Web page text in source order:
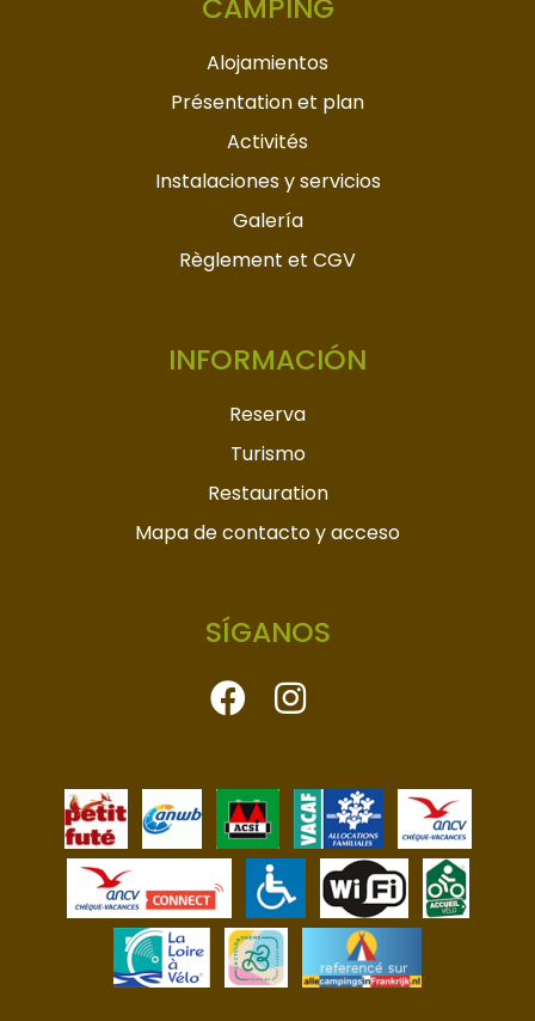
CAMPING
Alojamientos
Présentation et plan
Activités
Instalaciones y servicios
Galería
Règlement et CGV
INFORMACIÓN
Reserva
Turismo
Restauration
Mapa de contacto y acceso
SÍGANOS